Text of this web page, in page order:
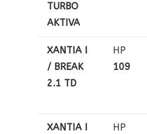
TURBO
AKTIVA
XANTIA I
/ BREAK
2.1 TD
HP
109
XANTIA I
HP